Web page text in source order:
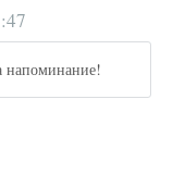
напоминание!